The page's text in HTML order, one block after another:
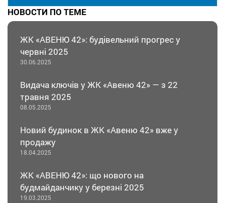
НОВОСТИ ПО ТЕМЕ
ЖК «АВЕНЮ 42»: будівельний прогрес у
червні 2025
30.06.2025
Видача ключів у ЖК «Авеню 42» — з 22
травня 2025
08.05.2025
Новий будинок в ЖК «Авеню 42» вже у
продажу
18.04.2025
ЖК «АВЕНЮ 42»: що нового на
будмайданчику у березні 2025
19.03.2025